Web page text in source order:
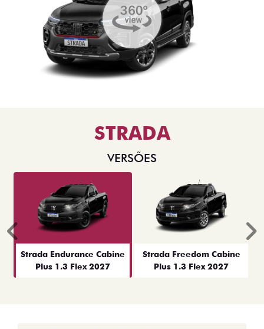
STRADA
VERSÕES
Strada Endurance Cabine
Plus 1.3 Flex 2027
Strada Freedom Cabine
Plus 1.3 Flex 2027
Anterior